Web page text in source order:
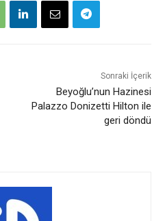
Sonraki İçerik
Beyoğlu’nun Hazinesi
Palazzo Donizetti Hilton ile
geri döndü